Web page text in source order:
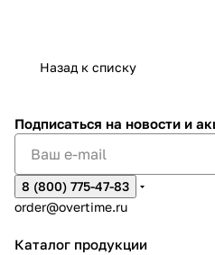
Назад к списку
Подписаться на новости и
8 (800) 775-47-83
order@overtime.ru
Каталог продукции